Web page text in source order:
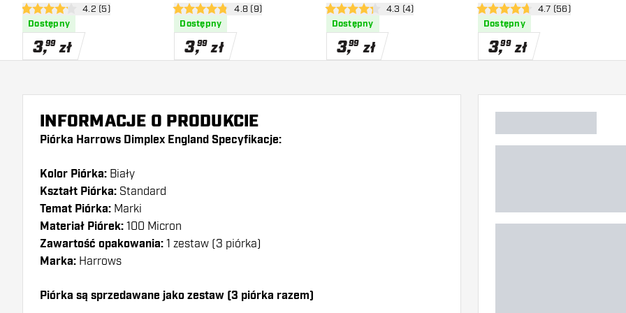
otwórz panel recenzji
4.2 gwiazdki oceny
4.2 (5)
Dostępny
3,99 zł
otwórz panel recenzji
4.8 gwiazdki oceny
4.8 (9)
Dostępny
3,99 zł
otwórz panel recenzji
4.3 gwiazdki oceny
4.3 (4)
Dostępny
3,99 zł
otwórz panel
4.7 gwiazdki oceny4.7 (56)
Dostępny
3,99 zł
INFORMACJE O PRODUKCIE
Piórka Harrows Dimplex England Specyfikacje:
Kolor Piórka: Biały
Kształt Piórka: Standard
Temat Piórka: Marki
Materiał Piórek: 100 Micron
Zawartość opakowania: 1 zestaw (3 piórka)
Marka: Harrows
Piórka są sprzedawane jako zestaw (3 piórka razem)